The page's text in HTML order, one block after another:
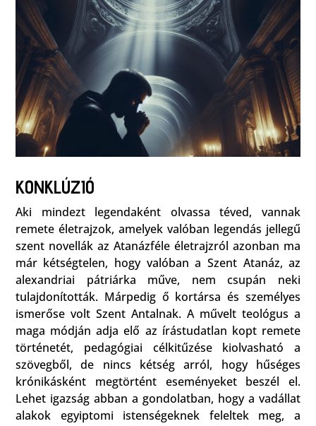
KONKLÚZIÓ
Aki mindezt legendaként olvassa téved, vannak
remete életrajzok, amelyek valóban legendás jellegű
szent novellák az Atanázféle életrajzról azonban ma
már kétségtelen, hogy valóban a Szent Atanáz, az
alexandriai pátriárka műve, nem csupán neki
tulajdonították. Márpedig ő kortársa és személyes
ismerőse volt Szent Antalnak. A művelt teológus a
maga módján adja elő az írástudatlan kopt remete
történetét, pedagógiai célkitűzése kiolvasható a
szövegből, de nincs kétség arról, hogy hűséges
krónikásként megtörtént eseményeket beszél el.
Lehet igazság abban a gondolatban, hogy a vadállat
alakok egyiptomi istenségeknek feleltek meg, a